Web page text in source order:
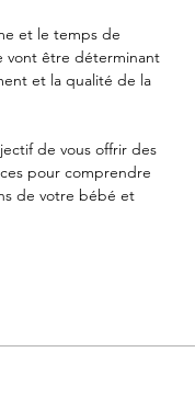
et le temps de
vont être déterminant
et la qualité de la
de vous offrir des
pour comprendre
de votre bébé et